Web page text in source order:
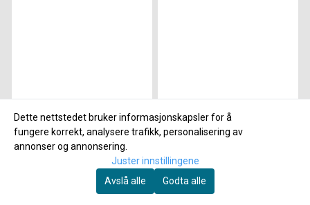
SCOTT
Scott Wind Warrior
Hood ...
TOBE
Tobe Balaclava
645,-
På lager
Dette nettstedet bruker informasjonskapsler for å
fungere korrekt, analysere trafikk, personalisering av
annonser og annonsering.
Juster innstillingene
Avslå alle
Godta alle